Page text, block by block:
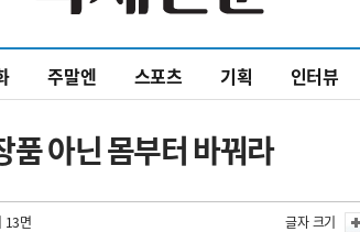
주말엔 스포츠 기획 인터뷰
아닌 몸부터 바꿔라
13면 글자 크기